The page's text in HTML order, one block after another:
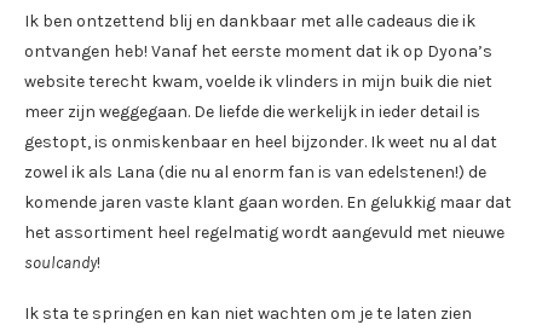
Ik ben ontzettend blij en dankbaar met alle cadeaus die ik
ontvangen heb! Vanaf het eerste moment dat ik op Dyona’s
website terecht kwam, voelde ik vlinders in mijn buik die niet
meer zijn weggegaan. De liefde die werkelijk in ieder detail is
gestopt, is onmiskenbaar en heel bijzonder. Ik weet nu al dat
zowel ik als Lana (die nu al enorm fan is van edelstenen!) de
komende jaren vaste klant gaan worden. En gelukkig maar dat
het assortiment heel regelmatig wordt aangevuld met nieuwe
soulcandy!
Ik sta te springen en kan niet wachten om je te laten zien